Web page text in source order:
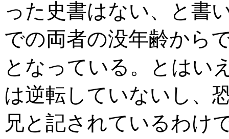
った史書はない、と書
での両者の没年齢から
となっている。とはい
は逆転していないし、
兄と記されているわけ